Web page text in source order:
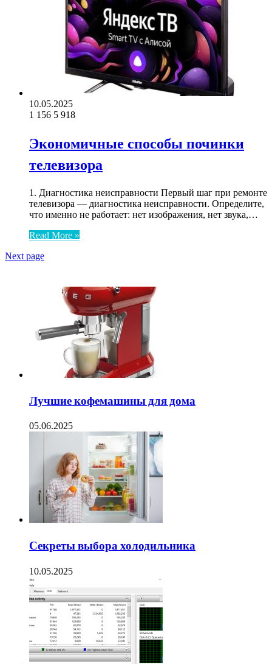
10.05.2025
1 156 5 918
Экономичные способы починки
телевизора
1. Диагностика неисправности Первый шаг при ремонте
телевизора — диагностика неисправности. Определите,
что именно не работает: нет изображения, нет звука,…
Read More »
Next page
Лучшие кофемашины для дома
05.06.2025
Секреты выбора холодильника
10.05.2025